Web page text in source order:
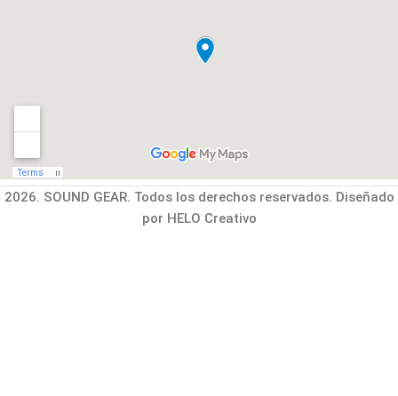
2026. SOUND GEAR. Todos los derechos reservados. Diseñado
por HELO Creativo